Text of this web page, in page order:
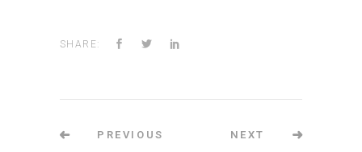
SHARE:
PREVIOUS NEXT